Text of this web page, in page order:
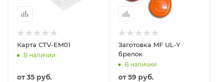
Карта CTV-EM01
В наличии
от35 руб.
Заготовка MF UL-Y
брелок
В наличии
от59 руб.